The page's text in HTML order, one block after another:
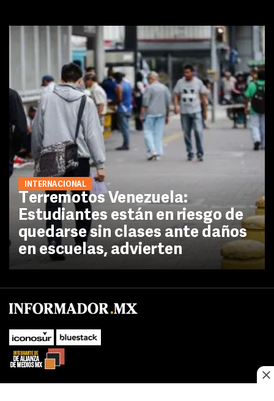
INTERNACIONAL
Terremotos Venezuela:
Estudiantes están en riesgo de
quedarse sin clases ante daños
en escuelas, advierten